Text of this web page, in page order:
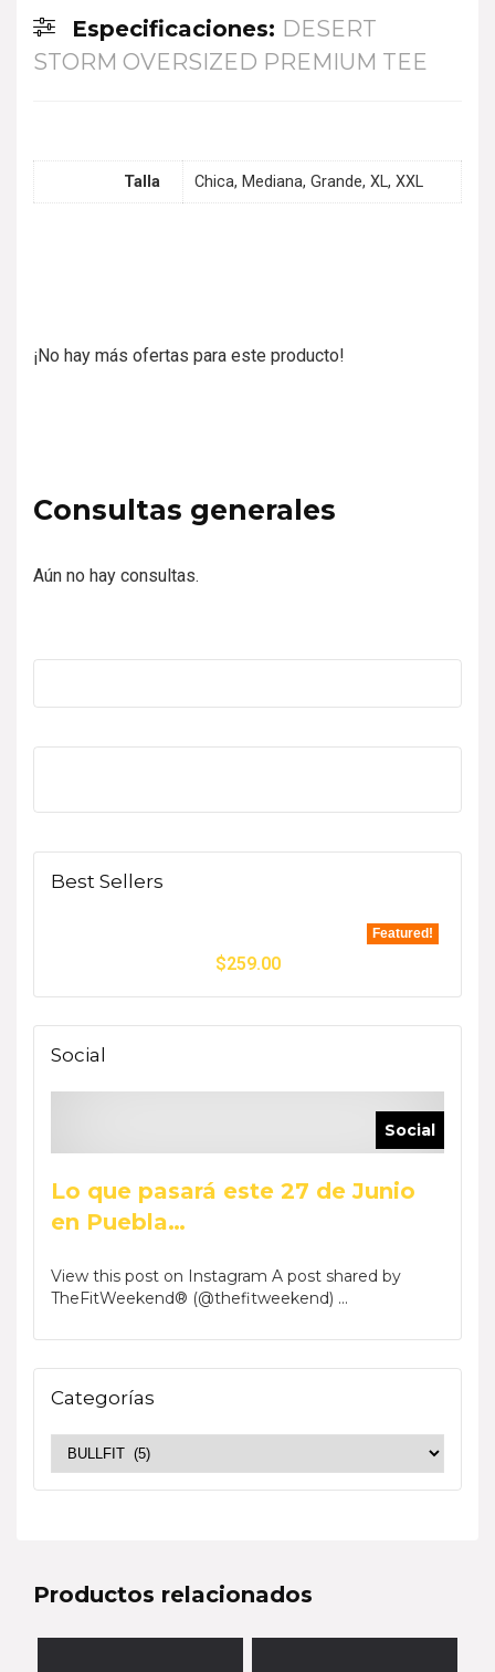
Especificaciones: DESERT
STORM OVERSIZED PREMIUM TEE
Talla Chica, Mediana, Grande, XL, XXL
¡No hay más ofertas para este producto!
Consultas generales
Aún no hay consultas.
Best Sellers
Featured!
$259.00
Social
Social
Lo que pasará este 27 de Junio
en Puebla…
View this post on Instagram A post shared by
TheFitWeekend® (@thefitweekend) ...
Categorías
Productos relacionados